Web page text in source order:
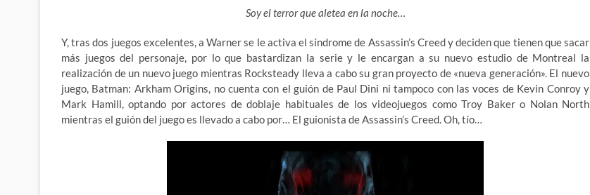
Soy el terror que aletea en la noche…
Y, tras dos juegos excelentes, a Warner se le activa el síndrome de Assassin’s Creed y deciden que tienen que sacar
más juegos del personaje, por lo que bastardizan la serie y le encargan a su nuevo estudio de Montreal la
realización de un nuevo juego mientras Rocksteady lleva a cabo su gran proyecto de «nueva generación». El nuevo
juego, Batman: Arkham Origins, no cuenta con el guión de Paul Dini ni tampoco con las voces de Kevin Conroy y
Mark Hamill, optando por actores de doblaje habituales de los videojuegos como Troy Baker o Nolan North
mientras el guión del juego es llevado a cabo por… El guionista de Assassin’s Creed. Oh, tío…